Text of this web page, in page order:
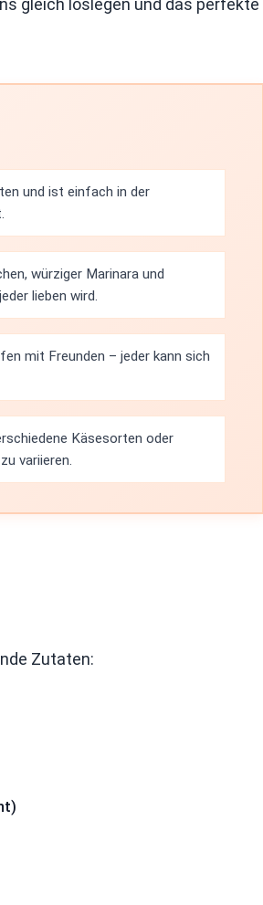
gleich loslegen und das perfekte
und ist einfach in der
würziger Marinara und
lieben wird.
mit Freunden – jeder kann sich
Käsesorten oder
variieren.
Zutaten: